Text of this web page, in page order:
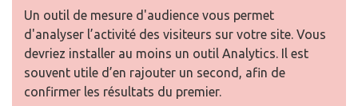
Un outil de mesure d'audience vous permet
d'analyser l’activité des visiteurs sur votre site. Vous
devriez installer au moins un outil Analytics. Il est
souvent utile d’en rajouter un second, afin de
confirmer les résultats du premier.